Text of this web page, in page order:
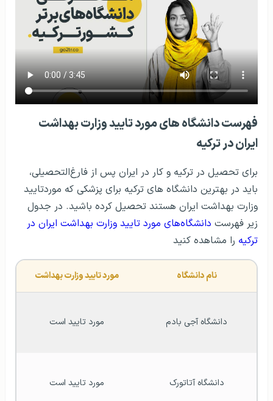
فهرست دانشگاه‌ های مورد تایید وزارت بهداشت
ایران در ترکیه
برای تحصیل در ترکیه و کار در ایران پس از فارغ‌التحصیلی،
باید در بهترین دانشگاه های ترکیه برای پزشکی که موردتایید
وزارت بهداشت ایران هستند تحصیل کرده باشید. در جدول
زیر فهرست دانشگاه‌های مورد تایید وزارت بهداشت ایران در
ترکیه را مشاهده کنید
نام دانشگاه مورد تایید وزارت بهداشت
دانشگاه آجی بادم مورد تایید است
دانشگاه آتاتورک مورد تایید است